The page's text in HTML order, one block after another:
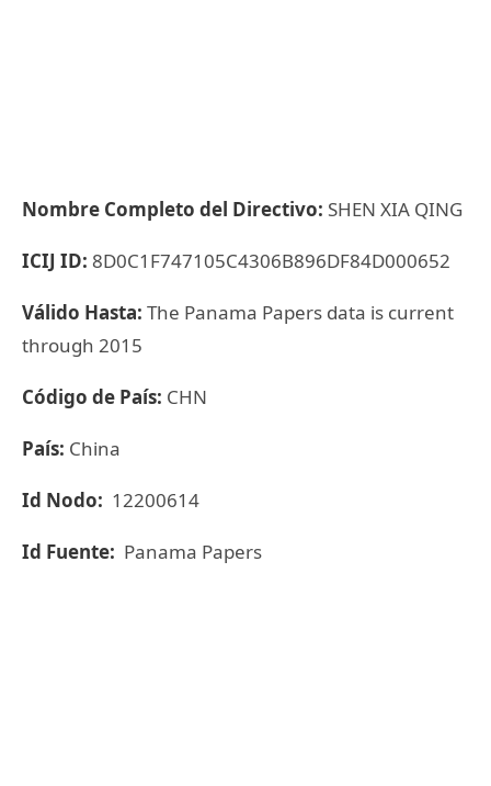
Nombre Completo del Directivo: SHEN XIA QING
ICIJ ID: 8D0C1F747105C4306B896DF84D000652
Válido Hasta: The Panama Papers data is current
through 2015
Código de País: CHN
País: China
Id Nodo: 12200614
Id Fuente: Panama Papers